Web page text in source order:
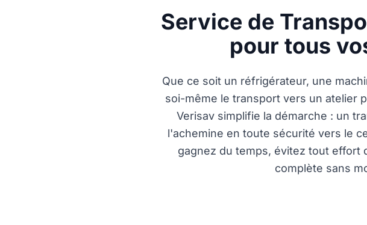
Service de
pour tous
Que ce soit un réfrigérateur, une
soi-même le transport vers un atelier
Verisav simplifie la démarche : un
l'achemine en toute sécurité vers le
gagnez du temps, évitez tout effort
complète sans